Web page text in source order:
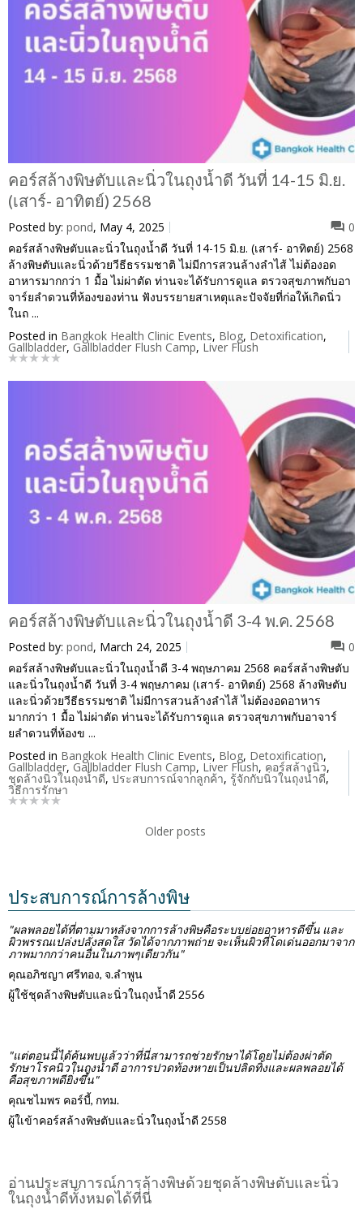
คอร์สล้างพิษตับและนิ่วในถุงน้ำดี วันที่ 14-15 มิ.ย.
(เสาร์- อาทิตย์) 2568
Posted by: pond, May 4, 2025
0
คอร์สล้างพิษตับและนิ่วในถุงน้ำดี วันที่ 14-15 มิ.ย. (เสาร์- อาทิตย์) 2568
ล้างพิษตับและนิ่วด้วยวีธีธรรมชาติ ไม่มีการสวนล้างลำไส้ ไม่ต้องอด
อาหารมากกว่า 1 มื้อ ไม่ผ่าตัด ท่านจะได้รับการดูแล ตรวจสุขภาพกับอา
จาร์ยลำดวนที่ห้องของท่าน ฟังบรรยายสาเหตุและปัจจัยที่ก่อให้เกิดนิ่ว
ในถ ...
Posted in Bangkok Health Clinic Events, Blog, Detoxification,
Gallbladder, Gallbladder Flush Camp, Liver Flush
คอร์สล้างพิษตับและนิ่วในถุงน้ำดี 3-4 พ.ค. 2568
Posted by: pond, March 24, 2025
0
คอร์สล้างพิษตับและนิ่วในถุงน้ำดี 3-4 พฤษภาคม 2568 คอร์สล้างพิษตับ
และนิ่วในถุงน้ำดี วันที่ 3-4 พฤษภาคม (เสาร์- อาทิตย์) 2568 ล้างพิษตับ
และนิ่วด้วยวีธีธรรมชาติ ไม่มีการสวนล้างลำไส้ ไม่ต้องอดอาหาร
มากกว่า 1 มื้อ ไม่ผ่าตัด ท่านจะได้รับการดูแล ตรวจสุขภาพกับอาจาร์
ยลำดวนที่ห้องข ...
Posted in Bangkok Health Clinic Events, Blog, Detoxification,
Gallbladder, Gallbladder Flush Camp, Liver Flush, คอร์สล้างนิ่ว,
ชุดล้างนิ่วในถุงน้ำดี, ประสบการณ์จากลูกค้า, รู้จักกับนิ่วในถุงน้ำดี,
วิธีการรักษา
Older posts
ประสบการณ์การล้างพิษ
"ผลพลอยได้ที่ตามมาหลังจากการล้างพิษคือระบบย่อยอาหารดีขึ้น และ
ผิวพรรณเปล่งปลั่งสดใส วัดได้จากภาพถ่าย จะเห็นผิวที่โดเด่นออกมาจาก
ภาพมากกว่าคนอื่นในภาพๆเดียวกัน"
คุณอภิชญา ศรีทอง, จ.ลำพูน
ผู้ใช้ชุดล้างพิษตับและนิ่วในถุงน้ำดี 2556
"แต่ตอนนี้ได้ค้นพบแล้วว่าที่นี่สามารถช่วยรักษาได้โดยไม่ต้องผ่าตัด
รักษาโรคนิ่วในถุงน้ำดี อาการปวดท้องหายเป็นปลิดทิ้งและผลพลอยได้
คือสุขภาพดียิ่งขึ้น"
คุณชไมพร คอร์บี้, กทม.
ผู้ใเข้าคอร์สล้างพิษตับและนิ่วในถุงน้ำดี 2558
อ่านประสบการณ์การล้างพิษด้วยชุดล้างพิษตับและนิ่ว
ในถุงน้ำดีทั้งหมดได้ที่นี่